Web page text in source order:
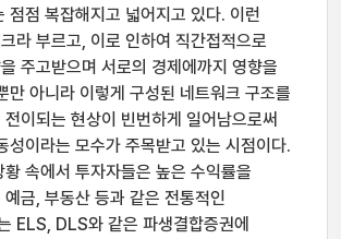
점점 복잡해지고 넓어지고 있다. 이런
라 부르고, 이로 인하여 직간접적으로
주고받으며 서로의 경제에까지 영향을
만 아니라 이렇게 구성된 네트워크 구조를
이되는 현상이 빈번하게 일어남으로써
성이라는 모수가 주목받고 있는 시점이다.
황 속에서 투자자들은 높은 수익률을
금, 부동산 등과 같은 전통적인
ELS, DLS와 같은 파생결합증권에